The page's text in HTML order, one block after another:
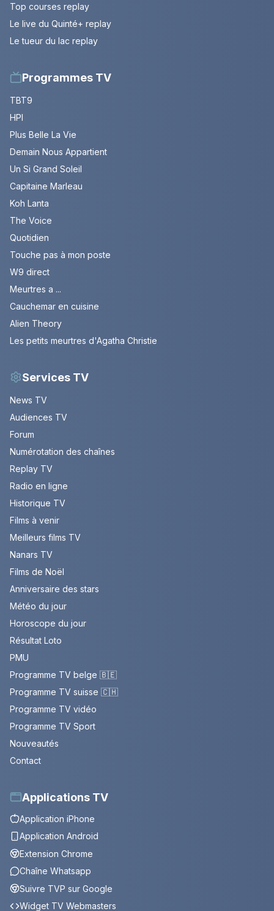
Top courses replay
Le live du Quinté+ replay
Le tueur du lac replay
Programmes TV
TBT9
HPI
Plus Belle La Vie
Demain Nous Appartient
Un Si Grand Soleil
Capitaine Marleau
Koh Lanta
The Voice
Quotidien
Touche pas à mon poste
W9 direct
Meurtres a ...
Cauchemar en cuisine
Alien Theory
Les petits meurtres d'Agatha Christie
Services TV
News TV
Audiences TV
Forum
Numérotation des chaînes
Replay TV
Radio en ligne
Historique TV
Films à venir
Meilleurs films TV
Nanars TV
Films de Noël
Anniversaire des stars
Météo du jour
Horoscope du jour
Résultat Loto
PMU
Programme TV belge 🇧🇪
Programme TV suisse 🇨🇭
Programme TV vidéo
Programme TV Sport
Nouveautés
Contact
Applications TV
Application iPhone
Application Android
Extension Chrome
Chaîne Whatsapp
Suivre TVP sur Google
Widget TV Webmasters